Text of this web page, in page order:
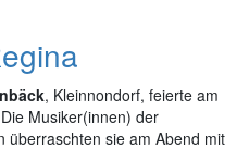
, Kleinnondorf, feierte am
Musiker(innen) der
überraschten sie am Abend mit